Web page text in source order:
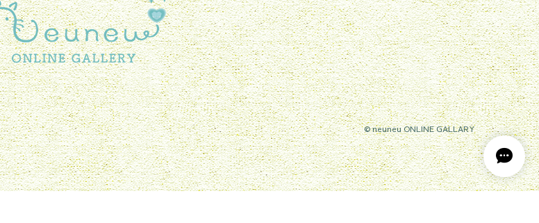
©︎ neuneu ONLINE GALLARY